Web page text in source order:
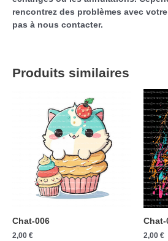
rencontrez des problèmes avec
pas à nous contacter.
Produits similaires
Chat-006
2,00 €
Chat-
2,00 €